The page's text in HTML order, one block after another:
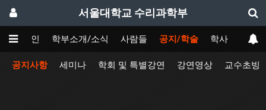
서울대학교 수리과학부
메인 학부소개/소식 사람들 공지/학술 학사
공지사항 세미나 학회 및 특별강연 강연영상 교수초빙